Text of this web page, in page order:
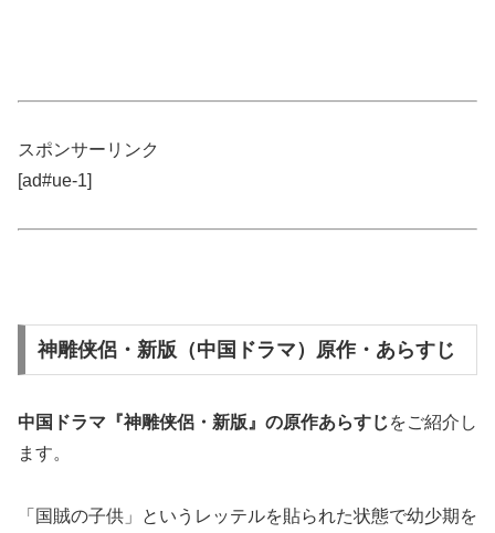
スポンサーリンク
[ad#ue-1]
神雕侠侶・新版（中国ドラマ）原作・あらすじ
中国ドラマ『神雕侠侶・新版』の原作あらすじをご紹介し
ます。
「国賊の子供」というレッテルを貼られた状態で幼少期を